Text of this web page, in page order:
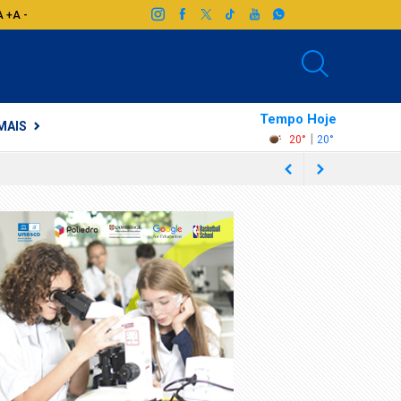
+A -
Tempo Hoje
20° 20°